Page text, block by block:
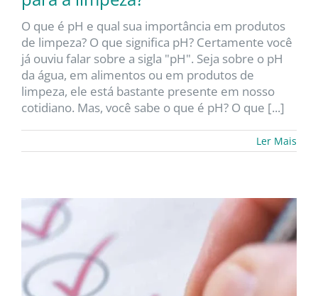
O que é pH e qual sua importância em produtos
de limpeza? O que significa pH? Certamente você
já ouviu falar sobre a sigla "pH". Seja sobre o pH
da água, em alimentos ou em produtos de
limpeza, ele está bastante presente em nosso
cotidiano. Mas, você sabe o que é pH? O que [...]
Ler Mais